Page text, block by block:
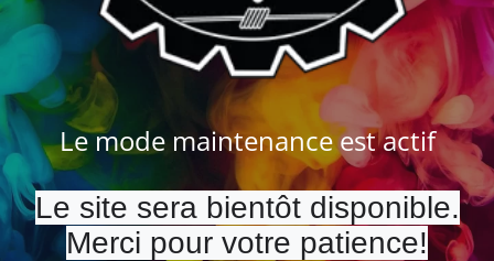
Le mode maintenance est actif
Le site sera bientôt disponible.
Merci pour votre patience!